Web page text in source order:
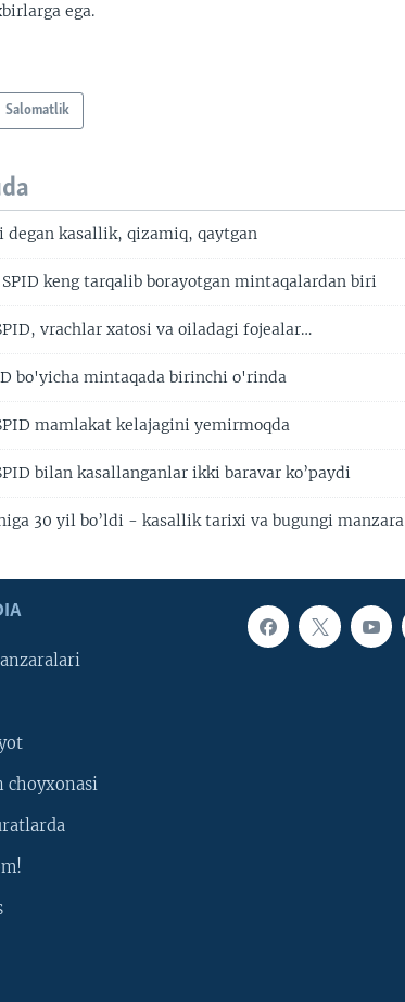
ega.
Salomatlik
degan kasallik, qizamiq, qaytgan
keng tarqalib borayotgan mintaqalardan biri
vrachlar xatosi va oiladagi fojealar…
bo'yicha mintaqada birinchi o'rinda
mamlakat kelajagini yemirmoqda
bilan kasallanganlar ikki baravar ko’paydi
30 yil bo’ldi - kasallik tarixi va bugungi manzara
choyxonasi